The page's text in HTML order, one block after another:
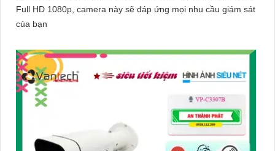
Full HD 1080p, camera này sẽ đáp ứng mọi nhu cầu giám sát
của bạn